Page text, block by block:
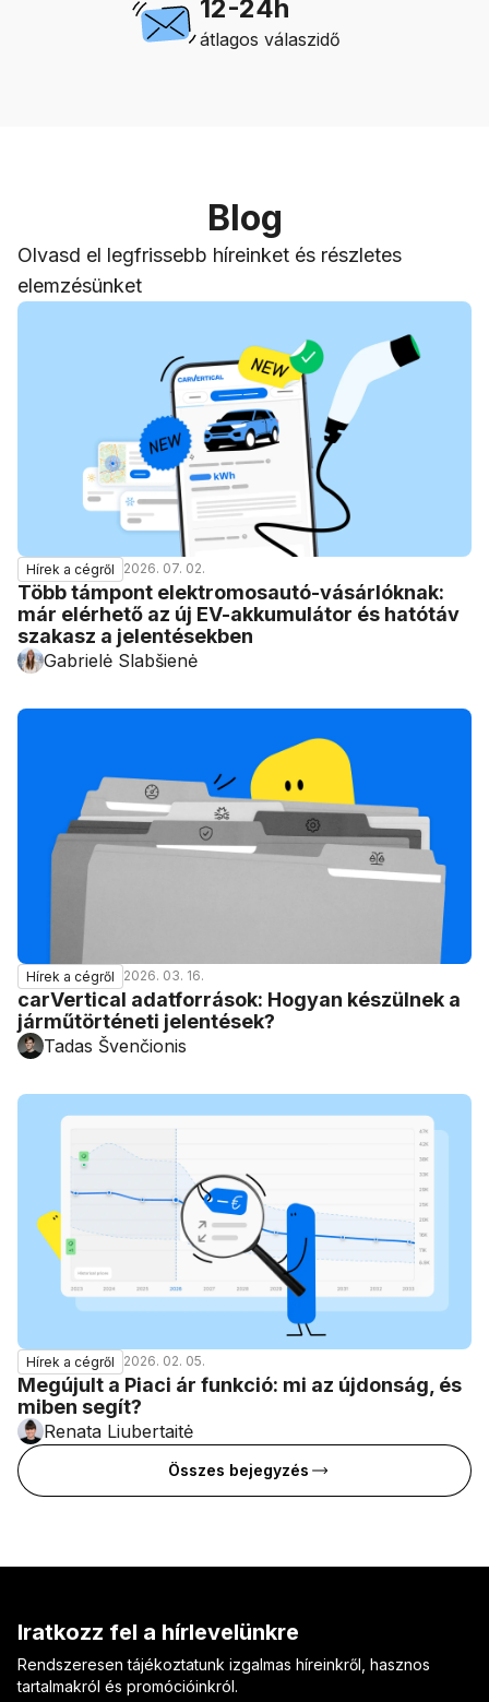
12-24h
átlagos válaszidő
Blog
Olvasd el legfrissebb híreinket és részletes
elemzésünket
Hírek a cégről 2026. 07. 02.
Több támpont elektromosautó-vásárlóknak:
már elérhető az új EV-akkumulátor és hatótáv
szakasz a jelentésekben
Gabrielė Slabšienė
Hírek a cégről 2026. 03. 16.
carVertical adatforrások: Hogyan készülnek a
járműtörténeti jelentések?
Tadas Švenčionis
Hírek a cégről 2026. 02. 05.
Megújult a Piaci ár funkció: mi az újdonság, és
miben segít?
Renata Liubertaitė
Összes bejegyzés
Iratkozz fel a hírlevelünkre
Rendszeresen tájékoztatunk izgalmas híreinkről, hasznos
tartalmakról és promócióinkról.